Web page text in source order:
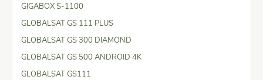
GIGABOX S-1100
GLOBALSAT GS 111 PLUS
GLOBALSAT GS 300 DIAMOND
GLOBALSAT GS 500 ANDROID 4K
GLOBALSAT GS111